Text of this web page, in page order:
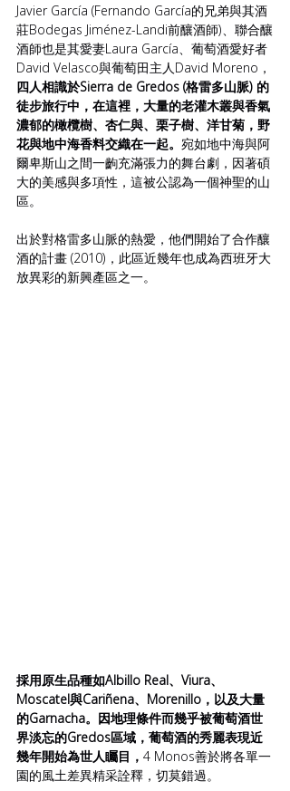
Javier García (Fernando García的兄弟與其酒
莊Bodegas Jiménez-Landi前釀酒師)、聯合釀
酒師也是其愛妻Laura García、葡萄酒愛好者
David Velasco與葡萄田主人David Moreno，
四人相識於Sierra de Gredos (格雷多山脈) 的
徒步旅行中，在這裡，大量的老灌木叢與香氣
濃郁的橄欖樹、杏仁與、栗子樹、洋甘菊，野
花與地中海香料交織在一起。 宛如地中海與阿
爾卑斯山之間一齣充滿張力的舞台劇，因著碩
大的美感與多項性，這被公認為一個神聖的山
區。
出於對格雷多山脈的熱愛，他們開始了合作釀
酒的計畫 (2010)，此區近幾年也成為西班牙大
放異彩的新興產區之一。
採用原生品種如Albillo Real、Viura、
Moscatel與Cariñena、Morenillo，以及大量
的Garnacha。因地理條件而幾乎被葡萄酒世
界淡忘的Gredos區域，葡萄酒的秀麗表現近
幾年開始為世人矚目， 4 Monos善於將各單一
園的風土差異精采詮釋，切莫錯過。